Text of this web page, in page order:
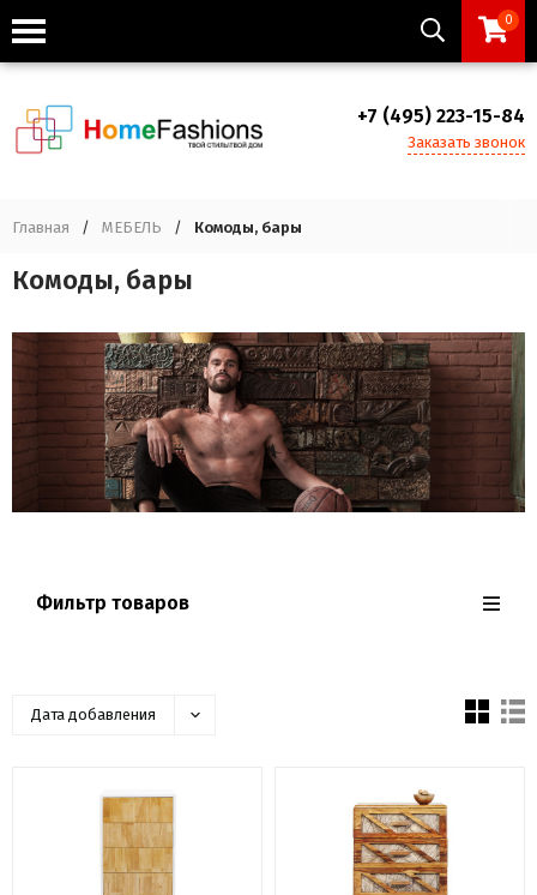
0
+7 (495) 223-15-84
Заказать звонок
Главная / МЕБЕЛЬ / Комоды, бары
Комоды, бары
Фильтр товаров
Дата добавления